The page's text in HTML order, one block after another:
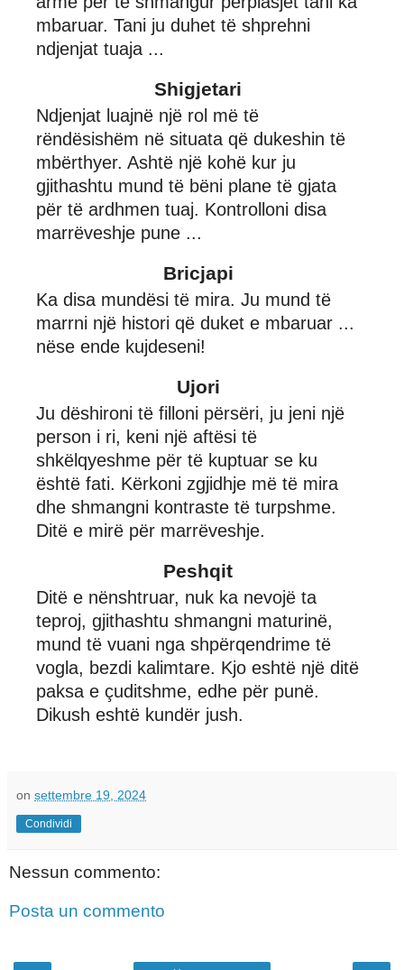
mbaruar. Tani ju duhet të shprehni
ndjenjat tuaja ...
Shigjetari
Ndjenjat luajnë një rol më të
rëndësishëm në situata që dukeshin të
mbërthyer. Ashtë një kohë kur ju
gjithashtu mund të bëni plane të gjata
për të ardhmen tuaj. Kontrolloni disa
marrëveshje pune ...
Bricjapi
Ka disa mundësi të mira. Ju mund të
marrni një histori që duket e mbaruar ...
nëse ende kujdeseni!
Ujori
Ju dëshironi të filloni përsëri, ju jeni një
person i ri, keni një aftësi të
shkëlqyeshme për të kuptuar se ku
është fati. Kërkoni zgjidhje më të mira
dhe shmangni kontraste të turpshme.
Ditë e mirë për marrëveshje.
Peshqit
Ditë e nënshtruar, nuk ka nevojë ta
teproj, gjithashtu shmangni maturinë,
mund të vuani nga shpërqendrime të
vogla, bezdi kalimtare. Kjo eshtë një ditë
paksa e çuditshme, edhe për punë.
Dikush eshtë kundër jush.
on settembre 19, 2024
Condividi
Nessun commento:
Posta un commento